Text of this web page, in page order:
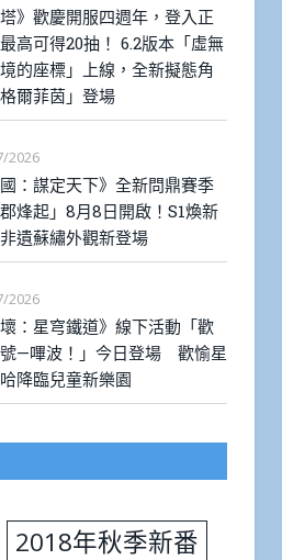
塔》歡慶開服四週年，登入正
高可得20抽！ 6.2版本「虛無
的座標」上線，全新擬態角
爾菲茵」登場
2026
國：謀定天下》全新問鼎賽季
郡烽起」8月8日開啟！S1煥新
遺蘇繡外觀新登場
2026
壞：星穹鐵道》線下活動「歡
—嗶波！」今日登場 歡愉星
降臨兒童新樂園
2018年秋季新番